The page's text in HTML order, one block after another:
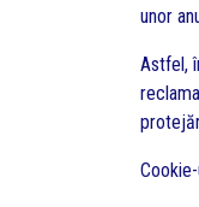
unor
Astfel,